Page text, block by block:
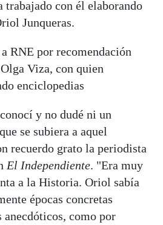
trabajado con él elaborando
Junqueras.
RNE por recomendación
Viza, con quien
enciclopedias
y no dudé ni un
se subiera a aquel
recuerdo grato la periodista
El Independiente. "Era muy
a la Historia. Oriol sabía
épocas concretas
anecdóticos, como por